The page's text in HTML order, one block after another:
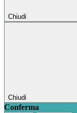
Chiudi
Chiudi
Conferma